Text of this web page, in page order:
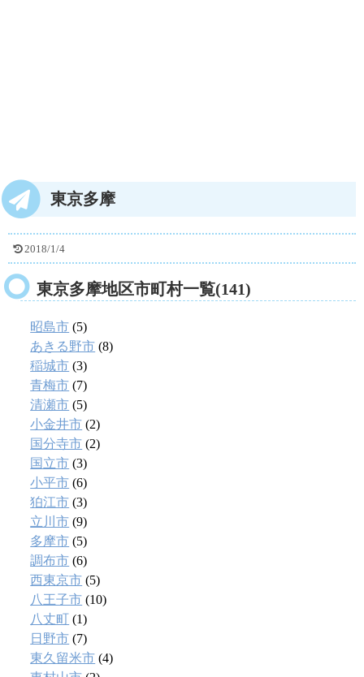
東京多摩
2018/1/4
東京多摩地区市町村一覧(141)
昭島市 (5)
あきる野市 (8)
稲城市 (3)
青梅市 (7)
清瀬市 (5)
小金井市 (2)
国分寺市 (2)
国立市 (3)
小平市 (6)
狛江市 (3)
立川市 (9)
多摩市 (5)
調布市 (6)
西東京市 (5)
八王子市 (10)
八丈町 (1)
日野市 (7)
東久留米市 (4)